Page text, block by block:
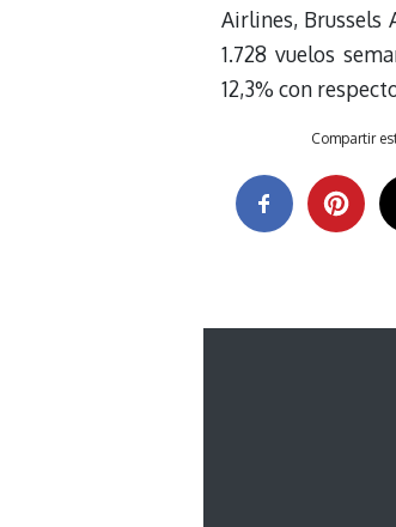
Airlines, Brussels
1.728 vuelos
12,3% con
Compartir